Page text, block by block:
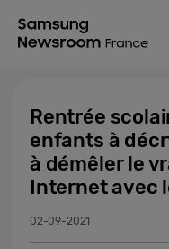
Rentrée
enfants à
à démêler le
Internet avec
02-09-2021